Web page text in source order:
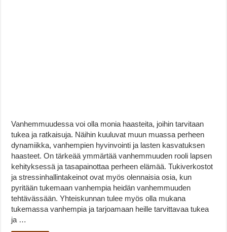
Vanhemmuudessa voi olla monia haasteita, joihin tarvitaan
tukea ja ratkaisuja. Näihin kuuluvat muun muassa perheen
dynamiikka, vanhempien hyvinvointi ja lasten kasvatuksen
haasteet. On tärkeää ymmärtää vanhemmuuden rooli lapsen
kehityksessä ja tasapainottaa perheen elämää. Tukiverkostot
ja stressinhallintakeinot ovat myös olennaisia osia, kun
pyritään tukemaan vanhempia heidän vanhemmuuden
tehtävässään. Yhteiskunnan tulee myös olla mukana
tukemassa vanhempia ja tarjoamaan heille tarvittavaa tukea
ja …